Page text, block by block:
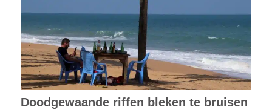
Doodgewaande riffen bleken te bruisen